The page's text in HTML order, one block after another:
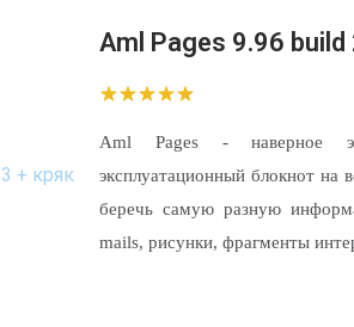
Aml Pages 9.96 build
Aml Pages - наверное
эксплуатационный блокнот на
беречь самую разную
mails, рисунки, фрагменты